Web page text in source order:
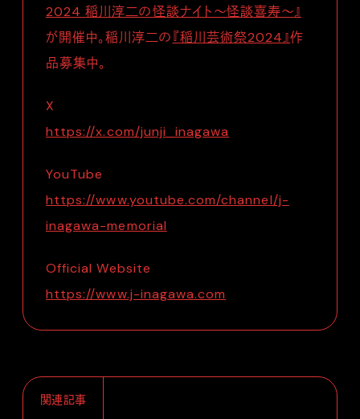
2024 稲川淳二の怪談ナイト～怪談喜寿～』
が開催中。稲川淳二の『稲川芸術祭2024』作
品募集中。
X
https://x.com/junji_inagawa
YouTube
https://www.youtube.com/channel/j-
inagawa-memorial
Official Website
https://www.j-inagawa.com
関連記事